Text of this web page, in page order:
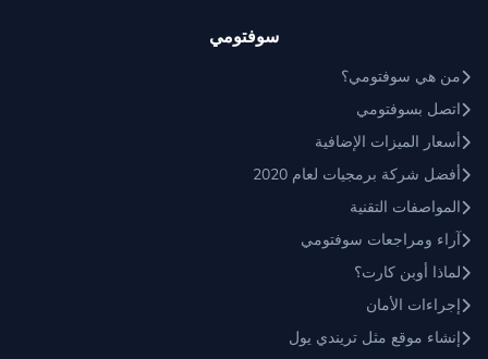
سوفتومي
من هي سوفتومي؟
اتصل بسوفتومي
أسعار الميزات الإضافية
أفضل شركة برمجيات لعام 2020
المواصفات التقنية
آراء ومراجعات سوفتومي
لماذا أوبن كارت؟
إجراءات الأمان
إنشاء موقع مثل تريندي يول